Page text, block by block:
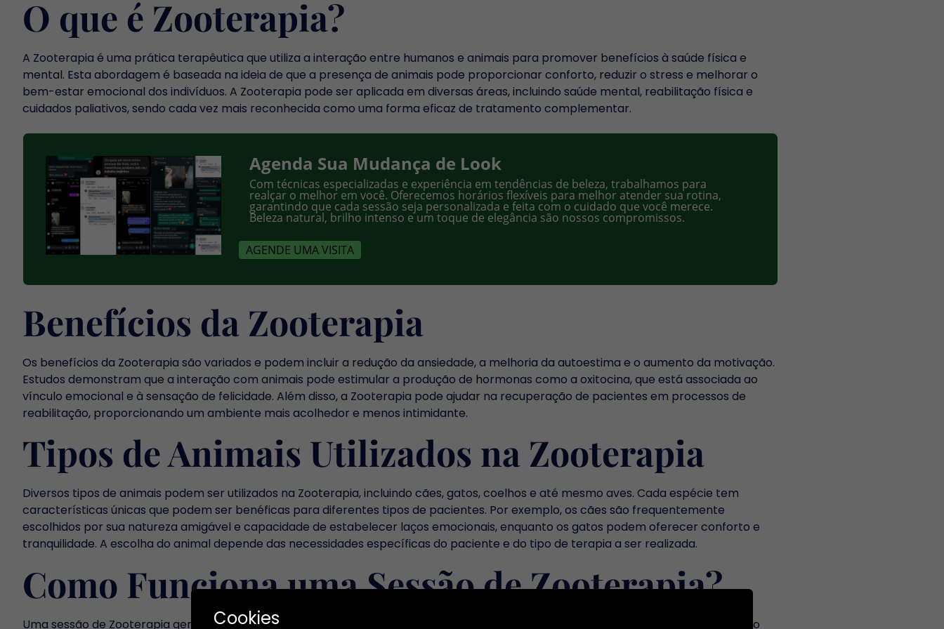
O que é Zooterapia?
A Zooterapia é uma prática terapêutica que utiliza a interação entre humanos e animais para promover benefícios à saúde física e
mental. Esta abordagem é baseada na ideia de que a presença de animais pode proporcionar conforto, reduzir o stress e melhorar o
bem-estar emocional dos indivíduos. A Zooterapia pode ser aplicada em diversas áreas, incluindo saúde mental, reabilitação física e
cuidados paliativos, sendo cada vez mais reconhecida como uma forma eficaz de tratamento complementar.
Agenda Sua Mudança de Look
Com técnicas especializadas e experiência em tendências de beleza, trabalhamos para
realçar o melhor em você. Oferecemos horários flexíveis para melhor atender sua rotina,
garantindo que cada sessão seja personalizada e feita com o cuidado que você merece.
Beleza natural, brilho intenso e um toque de elegância são nossos compromissos.
AGENDE UMA VISITA
Benefícios da Zooterapia
Os benefícios da Zooterapia são variados e podem incluir a redução da ansiedade, a melhoria da autoestima e o aumento da motivação.
Estudos demonstram que a interação com animais pode estimular a produção de hormonas como a oxitocina, que está associada ao
vínculo emocional e à sensação de felicidade. Além disso, a Zooterapia pode ajudar na recuperação de pacientes em processos de
reabilitação, proporcionando um ambiente mais acolhedor e menos intimidante.
Tipos de Animais Utilizados na Zooterapia
Diversos tipos de animais podem ser utilizados na Zooterapia, incluindo cães, gatos, coelhos e até mesmo aves. Cada espécie tem
características únicas que podem ser benéficas para diferentes tipos de pacientes. Por exemplo, os cães são frequentemente
escolhidos por sua natureza amigável e capacidade de estabelecer laços emocionais, enquanto os gatos podem oferecer conforto e
tranquilidade. A escolha do animal depende das necessidades específicas do paciente e do tipo de terapia a ser realizada.
Como Funciona uma Sessão de Zooterapia?
Uma sessão de Zooterapia geralmente envolve a presença de um terapeuta qualificado, que orienta a interação entre o paciente e o
Cookies